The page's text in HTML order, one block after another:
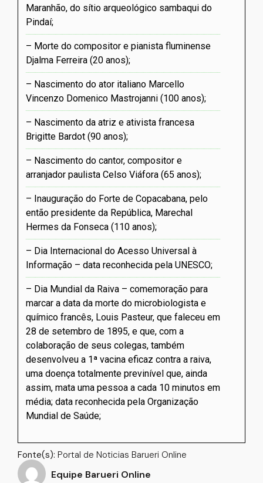
Maranhão, do sítio arqueológico sambaqui do
Pindaí
Morte do compositor e pianista fluminense
Djalma Ferreira (20 anos)
Nascimento do ator italiano Marcello
Vincenzo Domenico Mastrojanni (100 anos)
Nascimento da atriz e ativista francesa
Brigitte Bardot (90 anos)
Nascimento do cantor, compositor e
arranjador paulista Celso Viáfora (65 anos)
Inauguração do Forte de Copacabana, pelo
então presidente da República, Marechal
Hermes da Fonseca (110 anos)
Dia Internacional do Acesso Universal à
Informação – data reconhecida pela UNESCO
Dia Mundial da Raiva – comemoração para
marcar a data da morte do microbiologista e
químico francês, Louis Pasteur, que faleceu em
28 de setembro de 1895, e que, com a
colaboração de seus colegas, também
desenvolveu a 1ª vacina eficaz contra a raiva,
uma doença totalmente previnível que, ainda
assim, mata uma pessoa a cada 10 minutos em
média; data reconhecida pela Organização
Mundial de Saúde
Fonte(s): Portal de Noticias Barueri Online
Equipe Barueri Online